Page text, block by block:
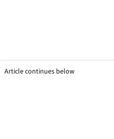
Article continues below